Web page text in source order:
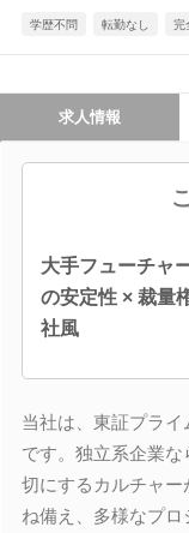
学歴不問 転勤なし 完
求人情報
大手フューチャ
の安定性 × 裁量
社風
当社は、東証プラ
です。独立系企業
切にするカルチャ
ね備え、多様なプ